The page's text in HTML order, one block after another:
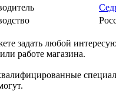
задать любой
работе магазина.